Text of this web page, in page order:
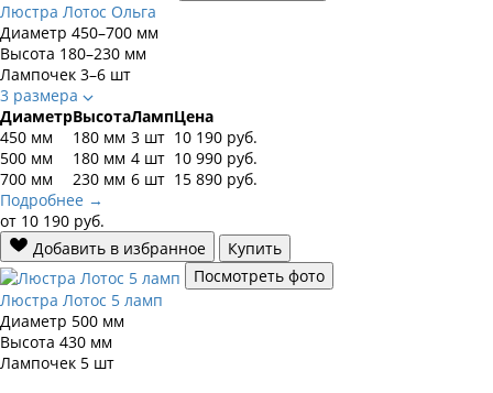
Люстра Лотос Ольга
Диаметр 450–700 мм
Высота 180–230 мм
Лампочек 3–6 шт
3 размера
ДиаметрВысотаЛампЦена
450 мм
180 мм 3 шт 10 190 руб.
500 мм
180 мм 4 шт 10 990 руб.
700 мм
230 мм 6 шт 15 890 руб.
Подробнее →
от 10 190 руб.
Добавить в избранное
Купить
Посмотреть фото
Люстра Лотос 5 ламп
Диаметр 500 мм
Высота 430 мм
Лампочек 5 шт